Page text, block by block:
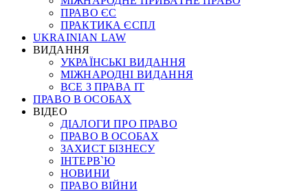
ПРАВО ЄС
ПРАКТИКА ЄСПЛ
UKRAINIAN LAW
ВИДАННЯ
УКРАЇНСЬКІ ВИДАННЯ
МІЖНАРОДНІ ВИДАННЯ
ВСЕ З ПРАВА ІТ
ПРАВО В ОСОБАХ
ВІДЕО
ДІАЛОГИ ПРО ПРАВО
ПРАВО В ОСОБАХ
ЗАХИСТ БІЗНЕСУ
ІНТЕРВ`Ю
НОВИНИ
ПРАВО ВІЙНИ